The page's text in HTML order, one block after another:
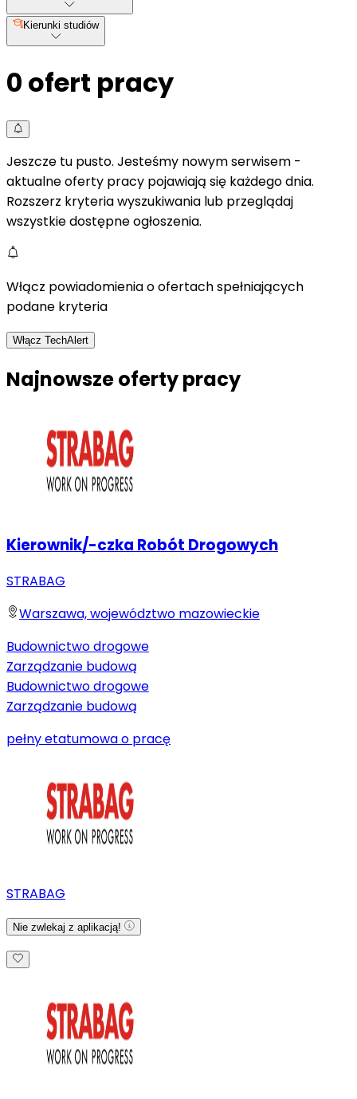
Kierunki studiów
0 ofert pracy
Jeszcze tu pusto. Jesteśmy nowym serwisem -
aktualne oferty pracy pojawiają się każdego dnia.
Rozszerz kryteria wyszukiwania lub przeglądaj
wszystkie dostępne ogłoszenia.
Włącz powiadomienia o ofertach spełniających
podane kryteria
Włącz TechAlert
Najnowsze oferty pracy
Kierownik/-czka Robót Drogowych
STRABAG
Warszawa, województwo mazowieckie
Budownictwo drogowe
Zarządzanie budową
Budownictwo drogowe
Zarządzanie budową
pełny etatumowa o pracę
STRABAG
Nie zwlekaj z aplikacją!